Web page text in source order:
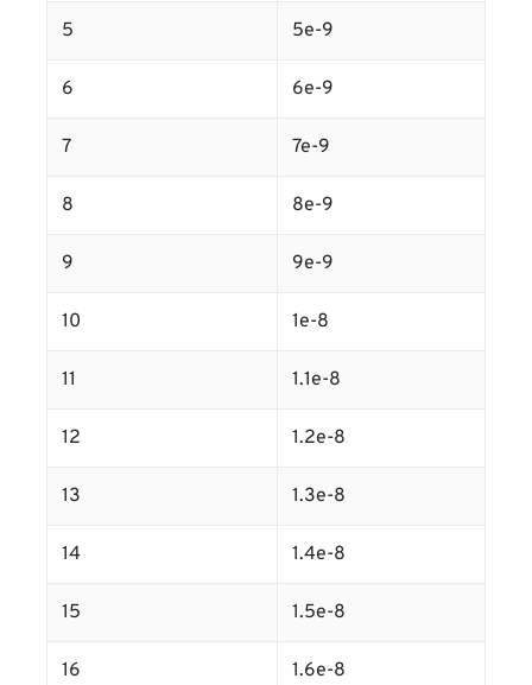
5 5e-9
6 6e-9
7 7e-9
8 8e-9
9 9e-9
10 1e-8
11 1.1e-8
12 1.2e-8
13 1.3e-8
14 1.4e-8
15 1.5e-8
16 1.6e-8